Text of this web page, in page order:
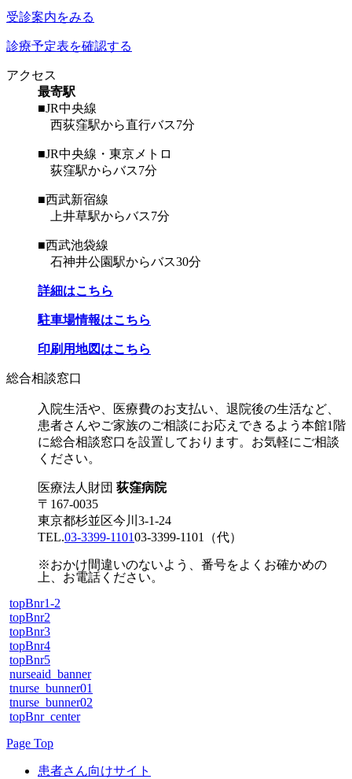
受診案内をみる
診療予定表を確認する
アクセス
最寄駅
■JR中央線
西荻窪駅から直行バス7分
■JR中央線・東京メトロ
荻窪駅からバス7分
■西武新宿線
上井草駅からバス7分
■西武池袋線
石神井公園駅からバス30分
詳細はこちら
駐車場情報はこちら
印刷用地図はこちら
総合相談窓口
入院生活や、医療費のお支払い、退院後の生活など、
患者さんやご家族のご相談にお応えできるよう本館1階
に総合相談窓口を設置しております。お気軽にご相談
ください。
医療法人財団 荻窪病院
〒167-0035
東京都杉並区今川3-1-24
TEL.03-3399-110103-3399-1101 （代）
※おかけ間違いのないよう、番号をよくお確かめの
上、お電話ください。
topBnr1-2
topBnr2
topBnr3
topBnr4
topBnr5
nurseaid_banner
tnurse_bunner01
tnurse_bunner02
topBnr_center
Page Top
患者さん向けサイト